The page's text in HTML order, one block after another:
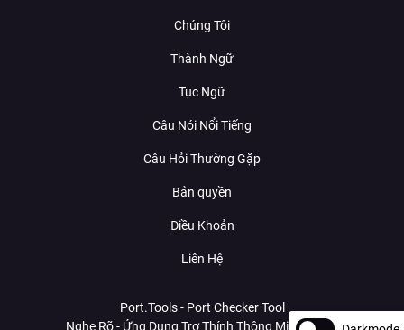
Chúng Tôi
Thành Ngữ
Tục Ngữ
Câu Nói Nổi Tiếng
Câu Hỏi Thường Gặp
Bản quyền
Điều Khoản
Liên Hệ
Port.Tools - Port Checker Tool
Nghe Rõ - Ứng Dụng Trợ Thính Thông Minh Với AI